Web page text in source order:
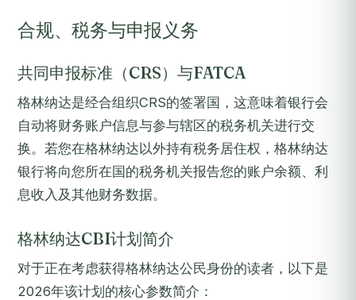
合规、税务与申报义务
共同申报标准（CRS）与FATCA
格林纳达是经合组织CRS的签署国，这意味着银行会
自动将财务账户信息与参与辖区的税务机关进行交
换。若您在格林纳达以外持有税务居住权，格林纳达
银行将向您所在国的税务机关报告您的账户余额、利
息收入及其他财务数据。
格林纳达CBI计划简介
对于正在考虑获得格林纳达公民身份的读者，以下是
2026年该计划的核心参数简介：